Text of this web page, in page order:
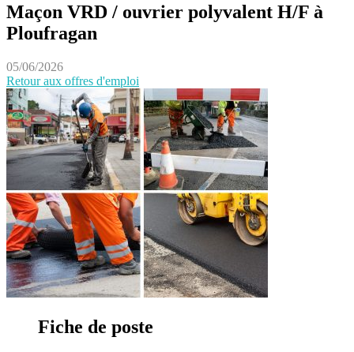
Maçon VRD / ouvrier polyvalent H/F à
Ploufragan
05/06/2026
Retour aux offres d'emploi
Fiche de poste